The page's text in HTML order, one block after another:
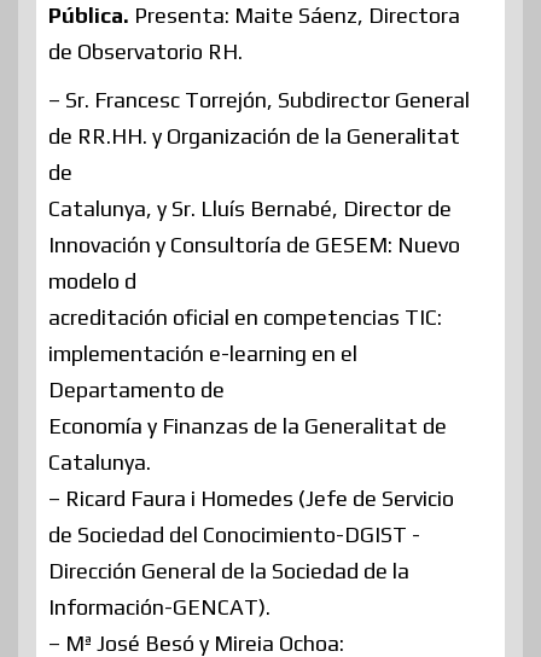
Pública. Presenta: Maite Sáenz, Directora
de Observatorio RH.
– Sr. Francesc Torrejón, Subdirector General
de RR.HH. y Organización de la Generalitat
de
Catalunya, y Sr. Lluís Bernabé, Director de
Innovación y Consultoría de GESEM: Nuevo
modelo d
acreditación oficial en competencias TIC:
implementación e-learning en el
Departamento de
Economía y Finanzas de la Generalitat de
Catalunya.
– Ricard Faura i Homedes (Jefe de Servicio
de Sociedad del Conocimiento-DGIST -
Dirección General de la Sociedad de la
Información-GENCAT).
– Mª José Besó y Mireia Ochoa: